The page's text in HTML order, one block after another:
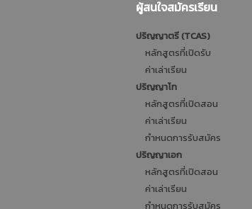
ผู้สนใจสมัครเรียน
ปริญญาตรี (TCAS)
หลักสูตรที่เปิดรับ
ค่าเล่าเรียน
ปริญญาโท
หลักสูตรที่เปิดสอน
ค่าเล่าเรียน
กำหนดการรับสมัคร
ปริญญาเอก
หลักสูตรที่เปิดสอน
ค่าเล่าเรียน
กำหนดการรับสมัคร